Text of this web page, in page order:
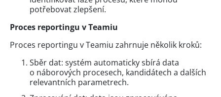
potřebovat zlepšení.
Proces reportingu v Teamiu
Proces reportingu v Teamiu zahrnuje několik kroků:
Sběr dat: systém automaticky sbírá data
o náborových procesech, kandidátech a dalších
relevantních parametrech.